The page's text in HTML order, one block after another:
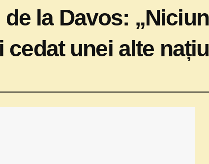
la Davos:
cedat unei alte